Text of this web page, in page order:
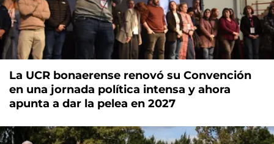
La UCR bonaerense renovó su Convención
en una jornada política intensa y ahora
apunta a dar la pelea en 2027